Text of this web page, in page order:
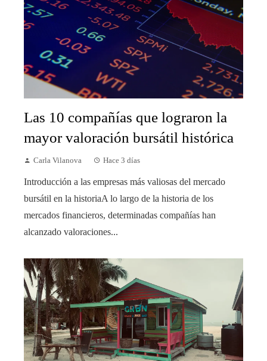
Las 10 compañías que lograron la
mayor valoración bursátil histórica
Carla Vilanova Hace 3 días
Introducción a las empresas más valiosas del mercado
bursátil en la historiaA lo largo de la historia de los
mercados financieros, determinadas compañías han
alcanzado valoraciones...